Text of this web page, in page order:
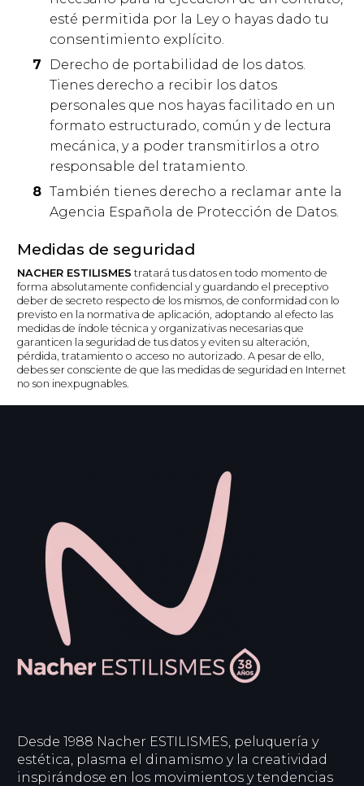
esté permitida por la Ley o hayas dado tu
consentimiento explícito.
Derecho de portabilidad de los datos.
Tienes derecho a recibir los datos
personales que nos hayas facilitado en un
formato estructurado, común y de lectura
mecánica, y a poder transmitirlos a otro
responsable del tratamiento.
También tienes derecho a reclamar ante la
Agencia Española de Protección de Datos.
Medidas de seguridad
NACHER ESTILISMES tratará tus datos en todo momento de
forma absolutamente confidencial y guardando el preceptivo
deber de secreto respecto de los mismos, de conformidad con lo
previsto en la normativa de aplicación, adoptando al efecto las
medidas de índole técnica y organizativas necesarias que
garanticen la seguridad de tus datos y eviten su alteración,
pérdida, tratamiento o acceso no autorizado. A pesar de ello,
debes ser consciente de que las medidas de seguridad en Internet
no son inexpugnables.
Desde 1988 Nacher ESTILISMES, peluquería y
estética, plasma el dinamismo y la creatividad
inspirándose en los movimientos y tendencias